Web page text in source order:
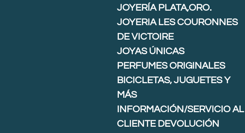
JOYERÍA PLATA,ORO.
JOYERIA LES COURONNES
DE VICTOIRE
JOYAS ÚNICAS
PERFUMES ORIGINALES
BICICLETAS, JUGUETES Y
MÁS
INFORMACIÓN/SERVICIO AL
CLIENTE DEVOLUCIÓN